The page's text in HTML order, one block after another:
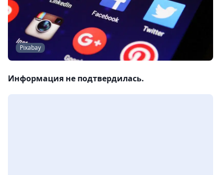
Pixabay
Информация не подтвердилась.